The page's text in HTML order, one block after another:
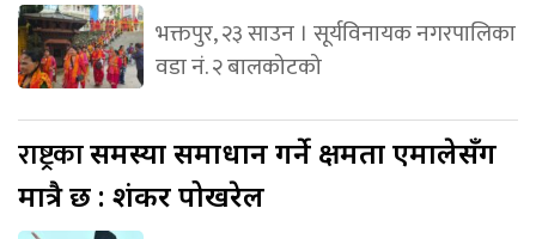
भक्तपुर, २३ साउन । सूर्यविनायक नगरपालिका
वडा नं. २ बालकोटको
राष्ट्रकासमस्या समाधान गर्ने क्षमता एमालेसँग
मात्रै छ : शंकर पोखरेल